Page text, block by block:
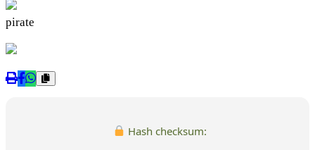
pirate
Hash checksum: